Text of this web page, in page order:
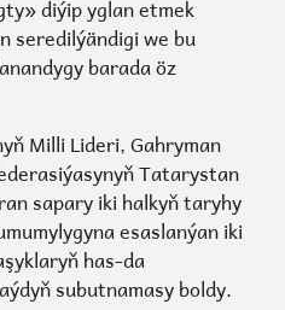
diýip yglan etmek
seredilýändigi we bu
barada öz
Milli Lideri, Gahryman
Tatarystan
sapary iki halkyň taryhy
esaslanýan iki
has-da
subutnamasy boldy.